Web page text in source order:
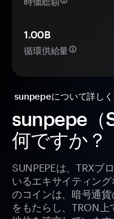
sunpepe（
何ですか？
SUNPEPEは、TRXブ
いるエキサイティン
のコインは、暗号通
をもたらし、TRON
1.00B
循環供給量
sunpepeについて詳し